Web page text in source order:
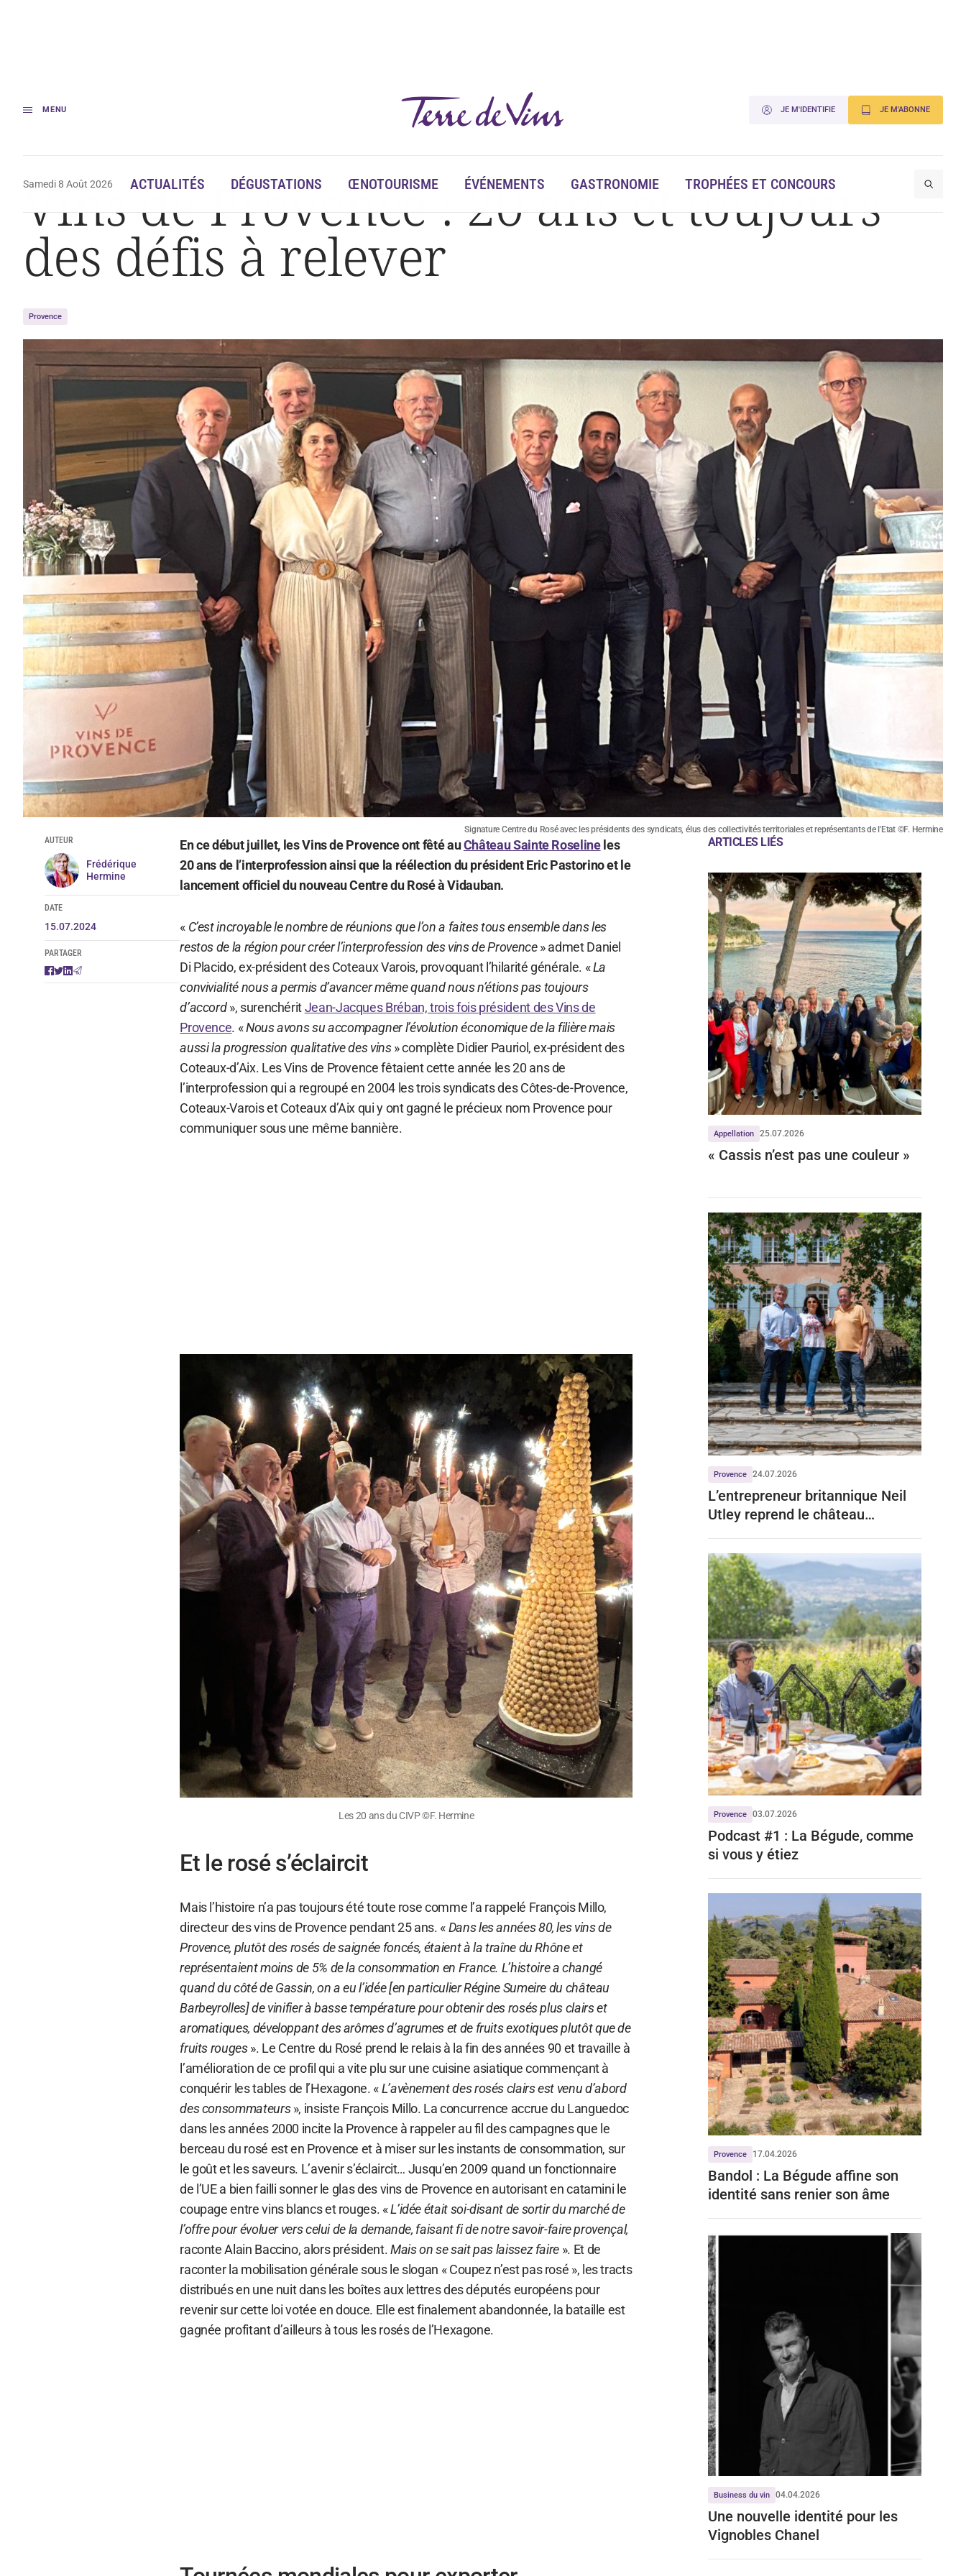
MENU JE M'IDENTIFIE JE M'ABONNE
Samedi 8 Août 2026 ACTUALITÉS DÉGUSTATIONS ŒNOTOURISME ÉVÉNEMENTS GASTRONOMIE TROPHÉES ET CONCOURS
Accueil Actualités Vins de Provence : 20 ans et toujours des défis à relever
Vins de Provence : 20 ans et toujours
des défis à relever
Provence
Signature Centre du Rosé avec les présidents des syndicats, élus des collectivités territoriales et représentants de l'Etat ©F. Hermine
AUTEUR
Frédérique
Hermine
DATE
15.07.2024
PARTAGER
En ce début juillet, les Vins de Provence ont fêté auChâteau Sainte Roselineles
20 ans de l’interprofession ainsi que la réélection du président Eric Pastorino et le
lancement officiel du nouveau Centre du Rosé à Vidauban.
« C’est incroyable le nombre de réunions que l’on a faites tous ensemble dans les
restos de la région pour créer l’interprofession des vins de Provence» admet Daniel
Di Placido, ex-président des Coteaux Varois, provoquant l’hilarité générale. «La
convivialité nous a permis d’avancer même quand nous n’étions pas toujours
d’accord», surenchéritJean-Jacques Bréban, trois fois président des Vins de
Provence. «Nous avons su accompagner l’évolution économique de la filière mais
aussi la progression qualitative des vins» complète Didier Pauriol, ex-président des
Coteaux-d’Aix. Les Vins de Provence fêtaient cette année les 20 ans de
l’interprofession qui a regroupé en 2004 les trois syndicats des Côtes-de-Provence,
Coteaux-Varois et Coteaux d’Aix qui y ont gagné le précieux nom Provence pour
communiquer sous une même bannière.
Les 20 ans du CIVP ©F. Hermine
Et le rosé s’éclaircit
Mais l’histoire n’a pas toujours été toute rose comme l’a rappelé François Millo,
directeur des vins de Provence pendant 25 ans. «Dans les années 80, les vins de
Provence, plutôt des rosés de saignée foncés, étaient à la traîne du Rhône et
représentaient moins de 5% de la consommation en France. L’histoire a changé
quand du côté de Gassin, on a eu l’idée [en particulier Régine Sumeire du château
Barbeyrolles] de vinifier à basse température pour obtenir des rosés plus clairs et
aromatiques, développant des arômes d’agrumes et de fruits exotiques plutôt que de
fruits rouges». Le Centre du Rosé prend le relais à la fin des années 90 et travaille à
l’amélioration de ce profil qui a vite plu sur une cuisine asiatique commençant à
conquérir les tables de l’Hexagone. «L’avènement des rosés clairs est venu d’abord
des consommateurs», insiste François Millo. La concurrence accrue du Languedoc
dans les années 2000 incite la Provence à rappeler au fil des campagnes que le
berceau du rosé est en Provence et à miser sur les instants de consommation, sur
le goût et les saveurs. L’avenir s’éclaircit… Jusqu’en 2009 quand un fonctionnaire
de l’UE a bien failli sonner le glas des vins de Provence en autorisant en catamini le
coupage entre vins blancs et rouges. «L’idée était soi-disant de sortir du marché de
l’offre pour évoluer vers celui de la demande, faisant fi de notre savoir-faire provençal,
raconte Alain Baccino, alors président.Mais on se sait pas laissez faire ». Et de
raconter la mobilisation générale sous le slogan « Coupez n’est pas rosé », les tracts
distribués en une nuit dans les boîtes aux lettres des députés européens pour
revenir sur cette loi votée en douce. Elle est finalement abandonnée, la bataille est
gagnée profitant d’ailleurs à tous les rosés de l’Hexagone.
ARTICLES LIÉS
Appellation 25.07.2026
« Cassis n’est pas une couleur »
Provence 24.07.2026
L’entrepreneur britannique Neil
Utley reprend le château
Provence 03.07.2026
Podcast #1 : La Bégude, comme
si vous y étiez
Provence 17.04.2026
Bandol : La Bégude affine son
identité sans renier son âme
Business du vin 04.04.2026
Une nouvelle identité pour les
Vignobles Chanel